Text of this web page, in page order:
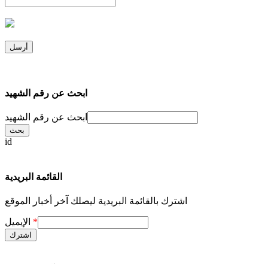
ابحث عن رقم الشهيد
ابحث عن رقم الشهيد
id
القائمة البريدية
اشترك بالقائمة البريدية ليصلك آخر أخبار الموقع
*